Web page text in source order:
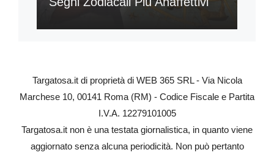
Targatosa.it di proprietà di WEB 365 SRL - Via Nicola
Marchese 10, 00141 Roma (RM) - Codice Fiscale e Partita
I.V.A. 12279101005
Targatosa.it non è una testata giornalistica, in quanto viene
aggiornato senza alcuna periodicità. Non può pertanto